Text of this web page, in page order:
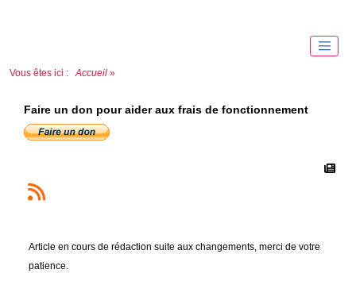
Vous êtes ici : Accueil »
Faire un don pour aider aux frais de fonctionnement
Article en cours de rédaction suite aux changements, merci de votre
patience.